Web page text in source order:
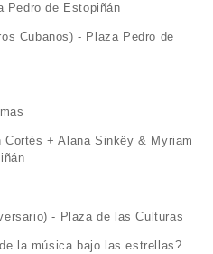
Pedro de Estopiñán
Cubanos) - Plaza Pedro de
+ Alana Sinkëy & Myriam
- Plaza de las Culturas
la música bajo las estrellas?